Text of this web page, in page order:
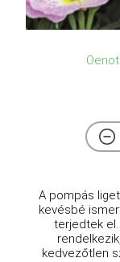
A pompás
kevésbé
terjedtek el.
kedvezőtlen